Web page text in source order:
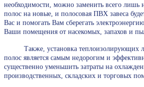
необходимости, можно заменить всего лишь
полос на новые, и полосовая ПВХ завеса
Вас и помогать Вам сберегать
Ваши помещения от насекомых, запахов и
Также, установка теплоизолирующих
полос является самым недорогим и
существенно уменьшить затраты на
производственных, складских и торговых